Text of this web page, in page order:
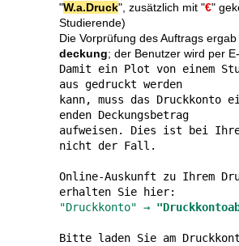
"W.a.Druck", zusätzlich mit "€"
Studierende)
Die Vorprüfung des Auftrags ergab
deckung; der Benut­zer wird per
Damit ein Plot von einem
aus gedruckt werden
kann, muss das Druck­konto
enden Deckungsbetrag
aufweisen. Dies ist bei
nicht der Fall.
Online-Auskunft zu Ihrem
erhalten Sie hier:
"Druckkonto" →
Bitte laden Sie am